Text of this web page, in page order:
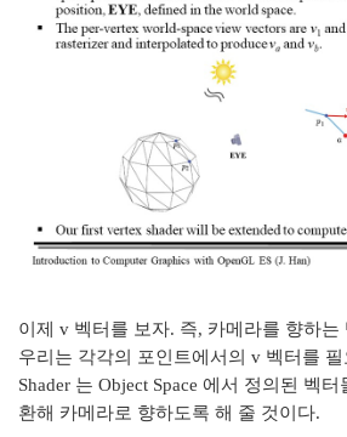
이제 v 벡터를 보자. 즉, 카메라를 향하는
우리는 각각의 포인트에서의 v 벡터를 필
Shader 는 Object Space 에서 정의된 벡터
환해 카메라로 향하도록 해 줄 것이다.